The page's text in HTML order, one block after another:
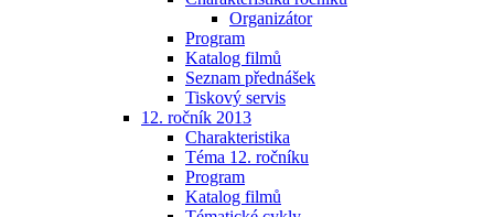
Organizátor
Program
Katalog filmů
Seznam přednášek
Tiskový servis
12. ročník 2013
Charakteristika
Téma 12. ročníku
Program
Katalog filmů